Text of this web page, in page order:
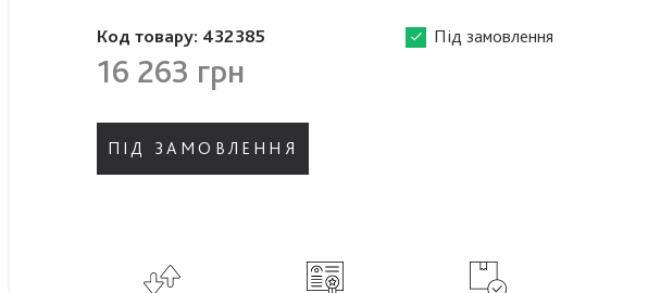
Код товару: 432385 Під замовлення
16 263 грн
ПІД ЗАМОВЛЕННЯ